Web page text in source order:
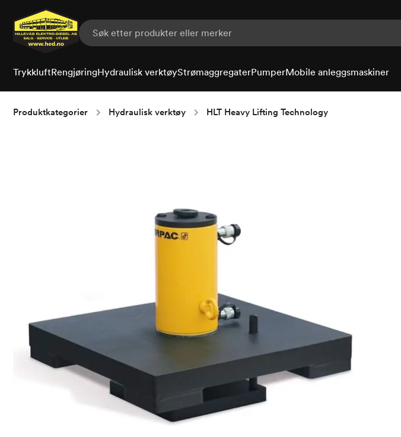
hovedinnhold
TrykkluftRengjøringHydraulisk verktøyStrømaggregaterPumperMobile anleggsmaskiner
Produktkategorier Hydraulisk verktøy HLT Heavy Lifting Technology